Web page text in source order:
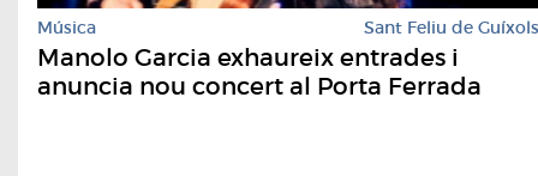
Música Sant Feliu de Guíxols
Manolo Garcia exhaureix entrades i
anuncia nou concert al Porta Ferrada